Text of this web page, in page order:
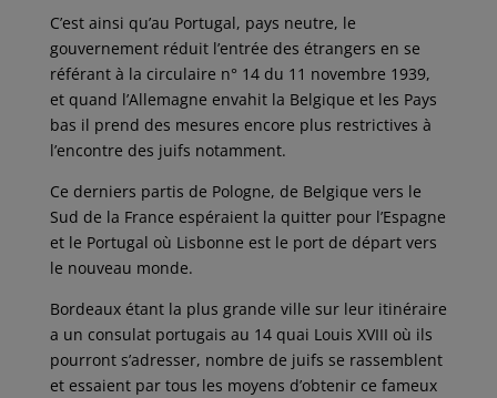
C’est ainsi qu’au Portugal, pays neutre, le
gouvernement réduit l’entrée des étrangers en se
référant à la circulaire n° 14 du 11 novembre 1939,
et quand l’Allemagne envahit la Belgique et les Pays
bas il prend des mesures encore plus restrictives à
l’encontre des juifs notamment.
Ce derniers partis de Pologne, de Belgique vers le
Sud de la France espéraient la quitter pour l’Espagne
et le Portugal où Lisbonne est le port de départ vers
le nouveau monde.
Bordeaux étant la plus grande ville sur leur itinéraire
a un consulat portugais au 14 quai Louis XVIII où ils
pourront s’adresser, nombre de juifs se rassemblent
et essaient par tous les moyens d’obtenir ce fameux